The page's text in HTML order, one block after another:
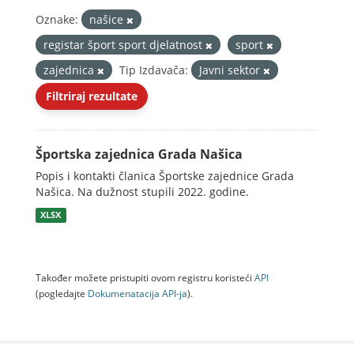
Oznake:
našice
registar šport sport djelatnost
sport
zajednica
Tip Izdavača:
Javni sektor
Filtriraj rezultate
Športska zajednica Grada Našica
Popis i kontakti članica Športske zajednice Grada
Našica. Na dužnost stupili 2022. godine.
XLSX
Također možete pristupiti ovom registru koristeći API
(pogledajte Dokumenаtаcijа API-jа).